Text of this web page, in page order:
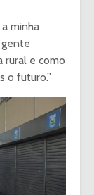
minha
rural e como
o futuro.”